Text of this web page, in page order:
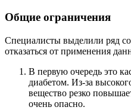
Общие ограничения
Специалисты выделили ряд
отказаться от применения
В первую очередь это
диабетом. Из-за
вещество резко
очень опасно.